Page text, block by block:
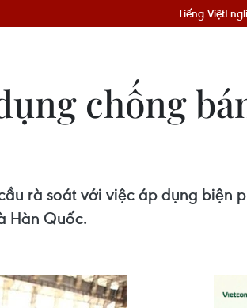
Tiếng Việt
chống
rà soát với việc áp dụng biện
Hàn Quốc.